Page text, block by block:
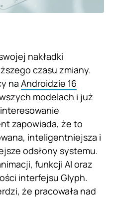
nakładki
czasu zmiany.
na Androidzie 16
modelach i już
zapowiada, że to
inteligentniejsza i
odsłony systemu.
funkcji AI oraz
interfejsu Glyph.
że pracowała nad